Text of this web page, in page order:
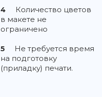
4
Количество цветов
в макете не
ограничено
5
Не требуется время
на подготовку
(приладку) печати.